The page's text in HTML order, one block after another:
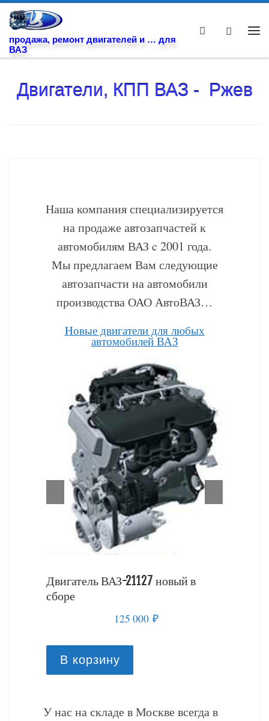
Skip to content
продажа, ремонт двигателей и … для
ВАЗ
Search
Двигатели, КПП ВАЗ - Ржев
Наша компания специализируется
на продаже автозапчастей к
автомобилям ВАЗ c 2001 года.
Мы предлагаем Вам следующие
автозапчасти на автомобили
производства ОАО АвтоВАЗ…
Hовые двигатели для любых
автомобилей ВАЗ
Двигатель ВАЗ-21127 новый в
сборе
125 000 ₽
В корзину
У нас на складе в Москве всегда в